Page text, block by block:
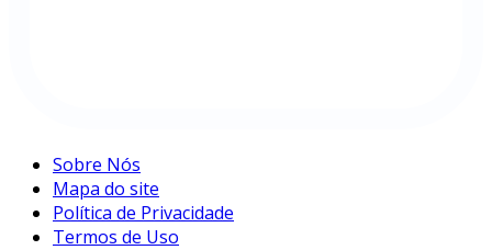
Sobre Nós
Mapa do site
Política de Privacidade
Termos de Uso